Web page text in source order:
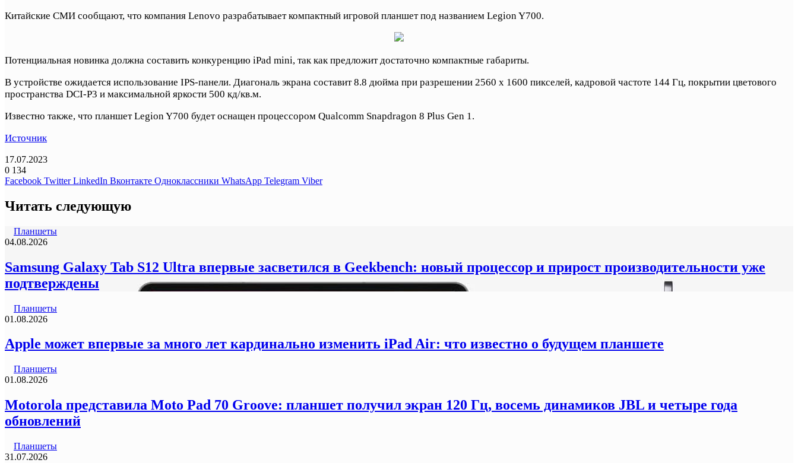
Китайские СМИ сообщают, что компания Lenovo разрабатывает компактный игровой планшет под названием Legion Y700.
Потенциальная новинка должна составить конкуренцию iPad mini, так как предложит достаточно компактные габариты.
В устройстве ожидается использование IPS-панели. Диагональ экрана составит 8.8 дюйма при разрешении 2560 x 1600 пикселей, кадровой частоте 144 Гц, покрытии цветового
пространства DCI-P3 и максимальной яркости 500 кд/кв.м.
Известно также, что планшет Legion Y700 будет оснащен процессором Qualcomm Snapdragon 8 Plus Gen 1.
Источник
17.07.2023
0 134
Facebook Twitter LinkedIn Вконтакте Одноклассники WhatsApp Telegram Viber
Читать следующую
Планшеты
04.08.2026
Samsung Galaxy Tab S12 Ultra впервые засветился в Geekbench: новый процессор и прирост производительности уже
подтверждены
Планшеты
01.08.2026
Apple может впервые за много лет кардинально изменить iPad Air: что известно о будущем планшете
Планшеты
01.08.2026
Motorola представила Moto Pad 70 Groove: планшет получил экран 120 Гц, восемь динамиков JBL и четыре года
обновлений
Планшеты
31.07.2026